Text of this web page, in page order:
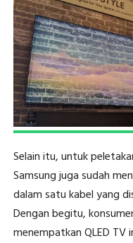
Selain itu, untuk
Samsung juga sudah
dalam satu kabel yang
Dengan begitu,
menempatkan QLED TV